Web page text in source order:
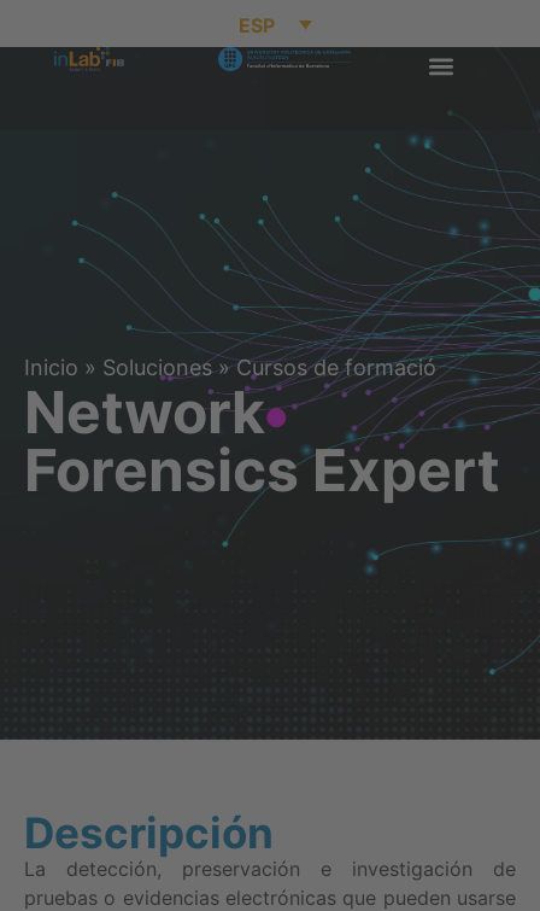
ESP
Inicio » Soluciones»Cursos de formació
Network
Forensics Expert
Descripción
La detección, preservación e investigación de
pruebas o evidencias electrónicas que pueden usarse